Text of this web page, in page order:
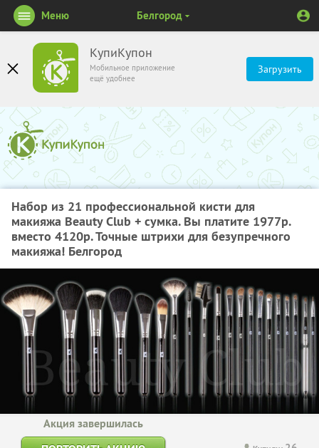
КупиКупон
Мобильное приложение
ещё удобнее
Загрузить
Меню Белгород
Набор из 21 профессиональной кисти для
макияжа Beauty Club + сумка. Вы платите 1977р.
вместо 4120р. Точные штрихи для безупречного
макияжа! Белгород
Акция завершилась